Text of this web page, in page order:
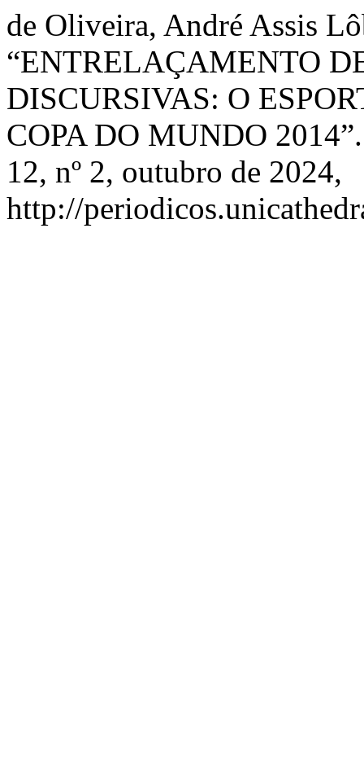
de Oliveira, André Assis
“ENTRELAÇAMENTO
DISCURSIVAS: O
COPA DO MUNDO
12, nº 2, outubro de 2024,
http://